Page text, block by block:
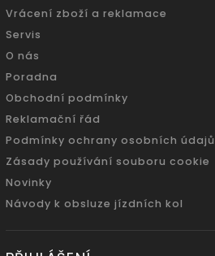
Vrácení zboží a reklamace
Servis
O nás
Poradna
Obchodní podmínky
Reklamační řád
Podmínky ochrany osobních údajů
Zásady používání souboru cookie
Novinky
Návody k obsluze jízdních kol